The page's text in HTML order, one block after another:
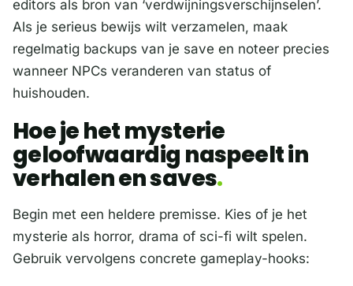
editors als bron van ‘verdwijningsverschijnselen’.
Als je serieus bewijs wilt verzamelen, maak
regelmatig backups van je save en noteer precies
wanneer NPCs veranderen van status of
huishouden.
Hoe je het mysterie
geloofwaardig naspeelt in
verhalen en saves
Begin met een heldere premisse. Kies of je het
mysterie als horror, drama of sci-fi wilt spelen.
Gebruik vervolgens concrete gameplay-hooks: